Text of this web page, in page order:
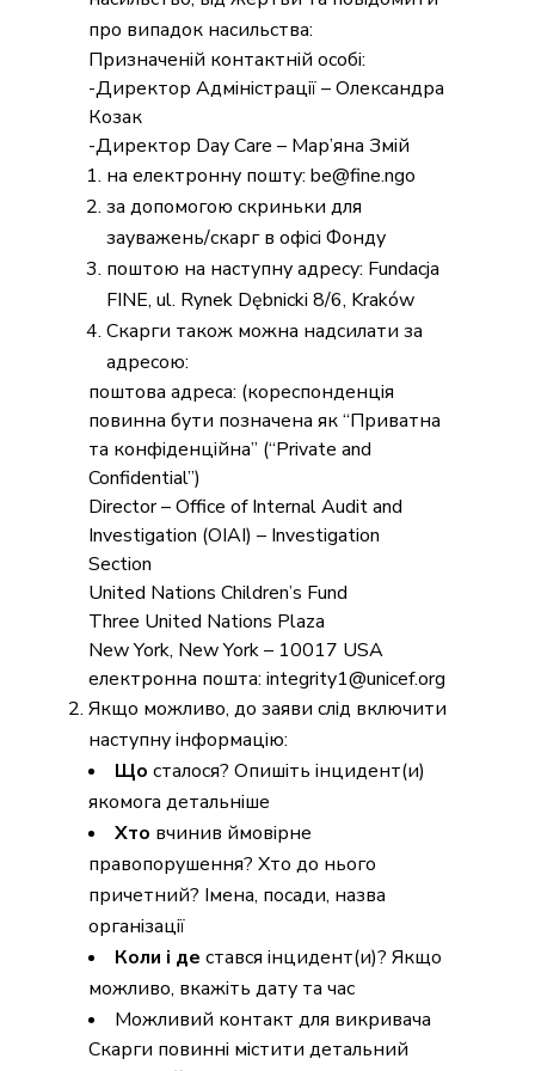
про випадок насильства:
Призначеній контактній особі:
-Директор Адміністрації – Олександра
Козак
-Директор Day Care – Мар’яна Змій
на електронну пошту: be@fine.ngo
за допомогою скриньки для
зауважень/скарг в офісі Фонду
поштою на наступну адресу: Fundacja
FINE, ul. Rynek Dębnicki 8/6, Kraków
Скарги також можна надсилати за
адресою:
поштова адреса: (кореспонденція
повинна бути позначена як “Приватна
та конфіденційна” (“Private and
Confidential”)
Director – Office of Internal Audit and
Investigation (OIAI) – Investigation
Section
United Nations Children’s Fund
Three United Nations Plaza
New York, New York – 10017 USA
електронна пошта: integrity1@unicef.org
Якщо можливо, до заяви слід включити
наступну інформацію:
Що сталося? Опишіть інцидент(и)
якомога детальніше
Хто вчинив ймовірне
правопорушення? Хто до нього
причетний? Імена, посади, назва
організації
Коли і де стався інцидент(и)? Якщо
можливо, вкажіть дату та час
Можливий контакт для викривача
Скарги повинні містити детальний